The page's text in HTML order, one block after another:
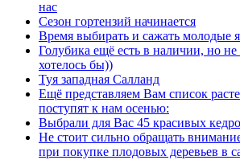
нас
Сезон гортензий начинается
Время выбирать и сажать молодые
Голубика ещё есть в наличии, но не
хотелось бы))
Туя западная Салланд
Ещё представляем Вам список
поступят к нам осенью:
Выбрали для Вас 45 красивых
Не стоит сильно обращать
при покупке плодовых деревьев в